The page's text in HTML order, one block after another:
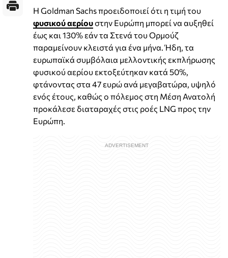
Η Goldman Sachs προειδοποιεί ότι η τιμή του
φυσικού αερίουστην Ευρώπη μπορεί να αυξηθεί
έως και 130% εάν τα Στενά του Ορμούζ
παραμείνουν κλειστά για ένα μήνα. Ήδη, τα
ευρωπαϊκά συμβόλαια μελλοντικής εκπλήρωσης
φυσικού αερίου εκτοξεύτηκαν κατά 50%,
φτάνοντας στα 47 ευρώ ανά μεγαβατώρα, υψηλό
ενός έτους, καθώς ο πόλεμος στη Μέση Ανατολή
προκάλεσε διαταραχές στις ροές LNG προς την
Ευρώπη.